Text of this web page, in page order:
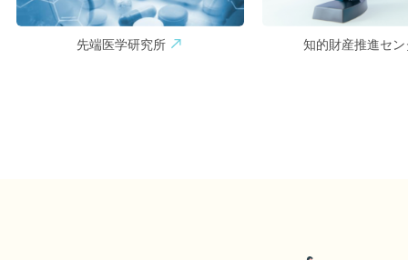
先端医学研究所 知的財産推進セ